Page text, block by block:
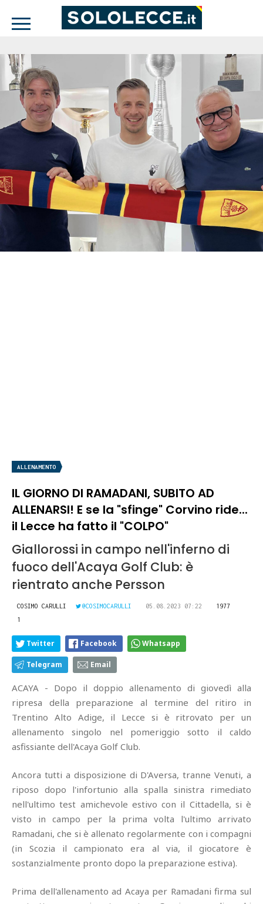
ALLENAMENTO
IL GIORNO DI RAMADANI, SUBITO AD
ALLENARSI! E se la "sfinge" Corvino ride...
il Lecce ha fatto il "COLPO"
Giallorossi in campo nell'inferno di
fuoco dell'Acaya Golf Club: è
rientrato anche Persson
COSIMO CARULLI @COSIMOCARULLI 05.08.2023 07:22
1977
1
Twitter Facebook Whatsapp
Telegram Email
ACAYA - Dopo il doppio allenamento di giovedì alla
ripresa della preparazione al termine del ritiro in
Trentino Alto Adige, il Lecce si è ritrovato per un
allenamento singolo nel pomeriggio sotto il caldo
asfissiante dell'Acaya Golf Club.
Ancora tutti a disposizione di D'Aversa, tranne Venuti, a
riposo dopo l'infortunio alla spalla sinistra rimediato
nell'ultimo test amichevole estivo con il Cittadella, si è
visto in campo per la prima volta l'ultimo arrivato
Ramadani, che si è allenato regolarmente con i compagni
(in Scozia il campionato era al via, il giocatore è
sostanzialmente pronto dopo la preparazione estiva).
Prima dell'allenamento ad Acaya per Ramadani firma sul